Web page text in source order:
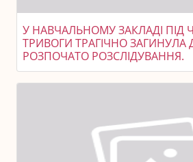
У НАВЧАЛЬНОМУ ЗАКЛАДІ ПІД
ТРИВОГИ ТРАГІЧНО ЗАГИНУЛА
РОЗПОЧАТО РОЗСЛІДУВАННЯ.